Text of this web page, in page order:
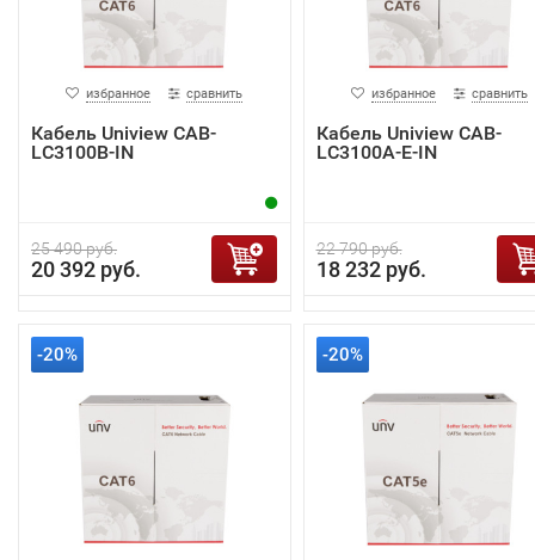
избранное сравнить
Кабель Uniview CAB-
LC3100B-IN
25 490 руб.
20 392 руб.
избранное сравнить
Кабель Uniview CAB-
LC3100A-E-IN
22 790 руб.
18 232 руб.
-20% -20%